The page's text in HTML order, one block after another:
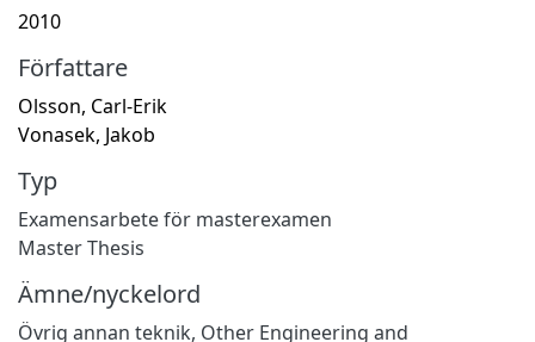
2010
Författare
Olsson, Carl-Erik
Vonasek, Jakob
Typ
Examensarbete för masterexamen
Master Thesis
Ämne/nyckelord
Övrig annan teknik, Other Engineering and